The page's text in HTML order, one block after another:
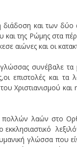
και των
της Ρώμης στα
αιώνες και οι
συνέβαλε
επιστολές και τα
Χριστιανισμού
λαών στο
γλώσσα που